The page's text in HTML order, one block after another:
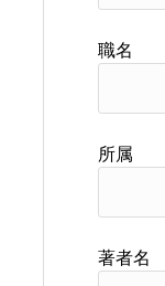
職名
所属
著者名